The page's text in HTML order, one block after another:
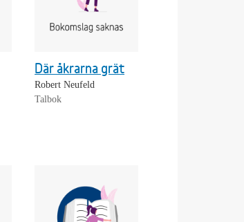
Där åkrarna grät
Robert Neufeld
Talbok